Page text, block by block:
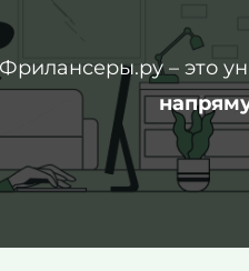
Фрилансеры.ру – это